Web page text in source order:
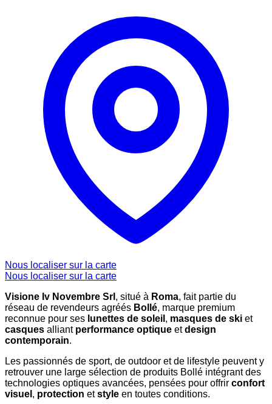
Nous localiser sur la carte
Nous localiser sur la carte
Visione Iv Novembre Srl , situé à Roma, fait partie du
réseau de revendeurs agréés Bollé, marque premium
reconnue pour ses lunettes de soleil , masques de ski et
casques alliant performance optique etdesign
contemporain.
Les passionnés de sport, de outdoor et de lifestyle peuvent y
retrouver une large sélection de produits Bollé intégrant des
technologies optiques avancées, pensées pour offrir confort
visuel , protection etstyle en toutes conditions.